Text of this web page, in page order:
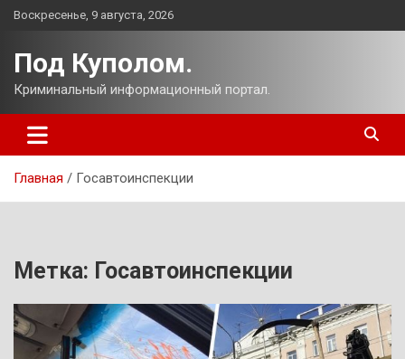
Перейти
Воскресенье, 9 августа, 2026
Под Куполом.
Криминальный информационный портал.
Главная Госавтоинспекции
Метка: Госавтоинспекции